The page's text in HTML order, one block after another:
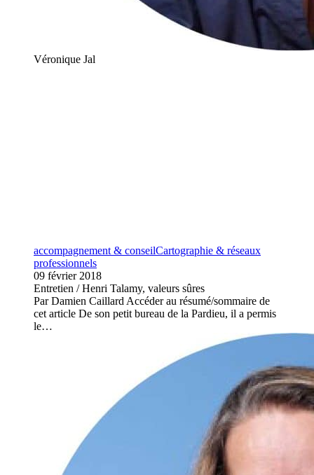
Véronique Jal
accompagnement & conseilCartographie & réseaux
professionnels
09 février 2018
Entretien / Henri Talamy, valeurs sûres
Par Damien Caillard Accéder au résumé/sommaire de
cet article De son petit bureau de la Pardieu, il a permis
le…